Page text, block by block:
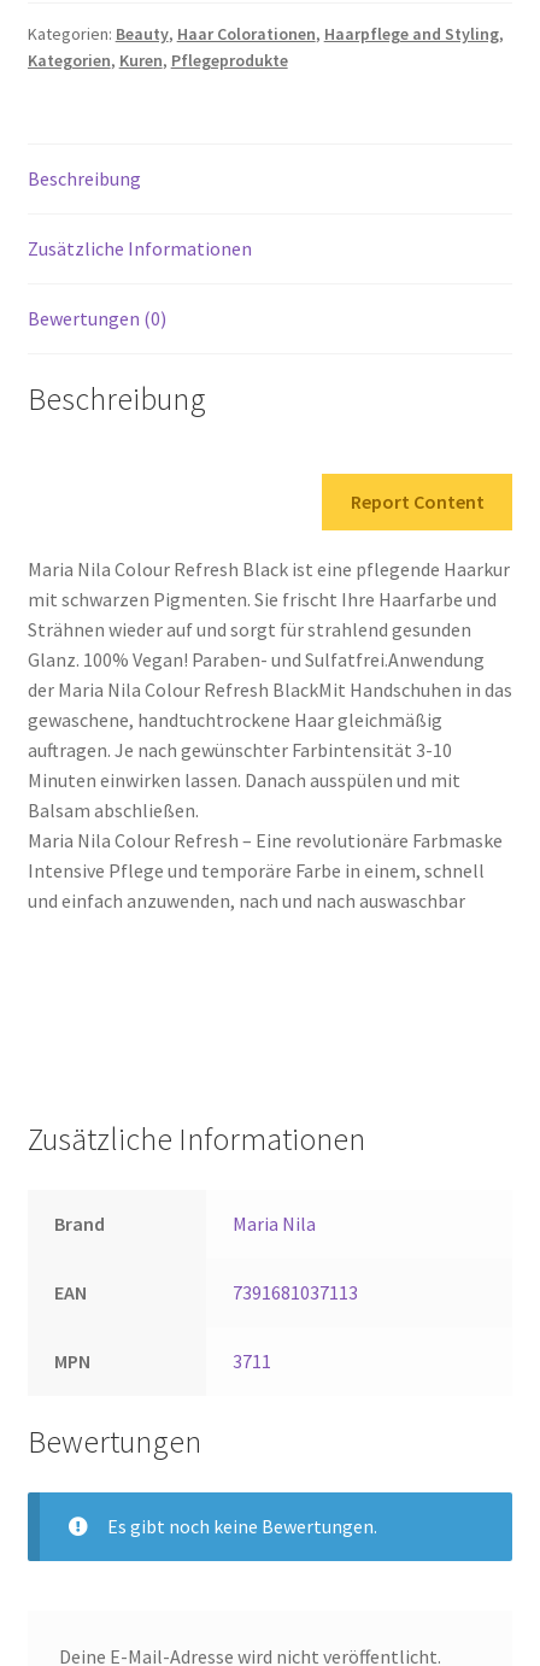
Colour
Refresh
Farbmaske
Kategorien: Beauty, Haar Colorationen, Haarpflege and Styling,
Kategorien, Kuren, Pflegeprodukte
Beschreibung
Zusätzliche Informationen
Bewertungen (0)
Beschreibung
Report Content
Maria Nila Colour Refresh Black ist eine pflegende Haarkur
mit schwarzen Pigmenten. Sie frischt Ihre Haarfarbe und
Strähnen wieder auf und sorgt für strahlend gesunden
Glanz. 100% Vegan! Paraben- und Sulfatfrei.Anwendung
der Maria Nila Colour Refresh BlackMit Handschuhen in das
gewaschene, handtuchtrockene Haar gleichmäßig
auftragen. Je nach gewünschter Farbintensität 3-10
Minuten einwirken lassen. Danach ausspülen und mit
Balsam abschließen.
Maria Nila Colour Refresh – Eine revolutionäre Farbmaske
Intensive Pflege und temporäre Farbe in einem, schnell
und einfach anzuwenden, nach und nach auswaschbar
Zusätzliche Informationen
Brand Maria Nila
EAN 7391681037113
MPN 3711
Bewertungen
Es gibt noch keine Bewertungen.
Deine E-Mail-Adresse wird nicht veröffentlicht.